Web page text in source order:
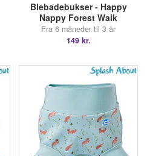
Blebadebukser - Happy
Nappy Forest Walk
Fra 6 måneder til 3 år
149 kr.